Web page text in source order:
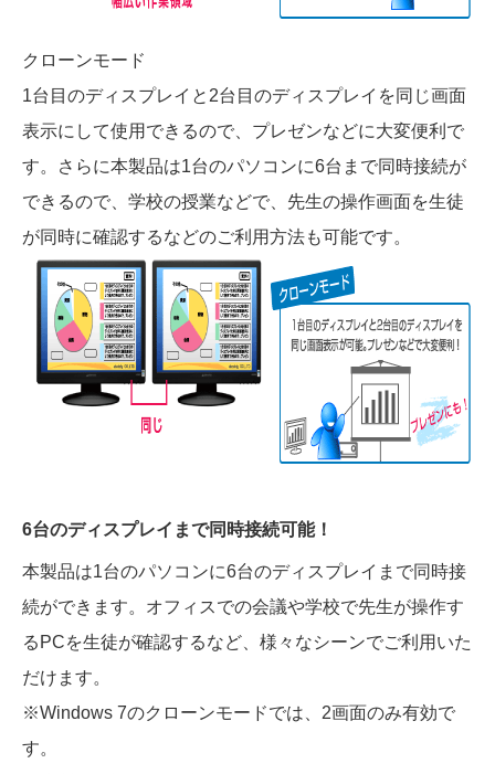
クローンモード
1台目のディスプレイと2台目のディスプレイを同じ画面
表示にして使用できるので、プレゼンなどに大変便利で
す。さらに本製品は1台のパソコンに6台まで同時接続が
できるので、学校の授業などで、先生の操作画面を生徒
が同時に確認するなどのご利用方法も可能です。
6台のディスプレイまで同時接続可能！
本製品は1台のパソコンに6台のディスプレイまで同時接
続ができます。オフィスでの会議や学校で先生が操作す
るPCを生徒が確認するなど、様々なシーンでご利用いた
だけます。
※Windows 7のクローンモードでは、2画面のみ有効で
す。